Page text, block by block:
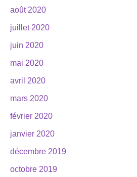
août 2020
juillet 2020
juin 2020
mai 2020
avril 2020
mars 2020
février 2020
janvier 2020
décembre 2019
octobre 2019